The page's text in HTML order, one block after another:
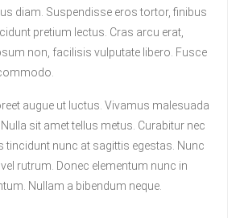
diam. Suspendisse eros tortor, finibus
pretium lectus. Cras arcu erat,
non, facilisis vulputate libero. Fusce
augue ut luctus. Vivamus malesuada
sit amet tellus metus. Curabitur nec
tincidunt nunc at sagittis egestas. Nunc
rutrum. Donec elementum nunc in
Nullam a bibendum neque.